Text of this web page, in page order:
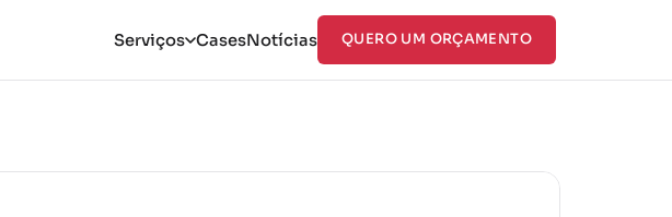
Serviços CasesNotícias QUERO UM ORÇAMENTO